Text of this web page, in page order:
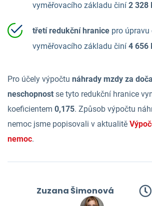
vyměřovacího základu činí 2 328
třetí redukční hranice pro úpravu
vyměřovacího základu činí 4 656
Pro účely výpočtu náhrady mzdy za
neschopnost se tyto redukční hranice
koeficientem 0,175. Způsob výpočtu
nemoc jsme popisovali v aktualitě
nemoc.
Zuzana Šimonová